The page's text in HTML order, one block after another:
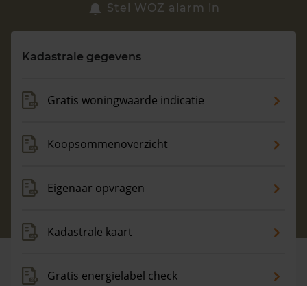
Maandag t/m vrijdag - 08:00 -18:00
Stel WOZ alarm in
Kadastrale gegevens
Gratis woningwaarde indicatie
Koopsommenoverzicht
Eigenaar opvragen
Kadastrale kaart
Gratis energielabel check